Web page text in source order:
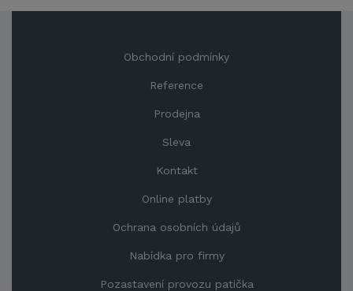
Obchodní podmínky
Reference
Prodejna
Sleva
Kontakt
Online platby
Ochrana osobních údajů
Nabídka pro firmy
Pozastavení provozu patička